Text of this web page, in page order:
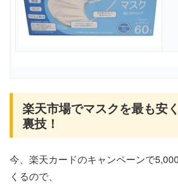
楽天市場でマスクを最も安
裏技！
今、楽天カードのキャンペーンで
くるので、